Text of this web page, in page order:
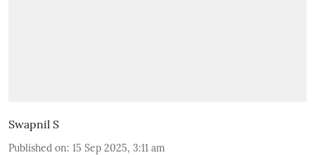
Swapnil S
Published on: 15 Sep 2025, 3:11 am